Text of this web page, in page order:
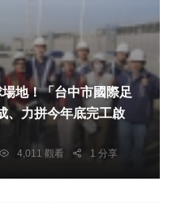
地！「台中市國際足
、力拼今年底完工啟
4,011 觀看 1 分享